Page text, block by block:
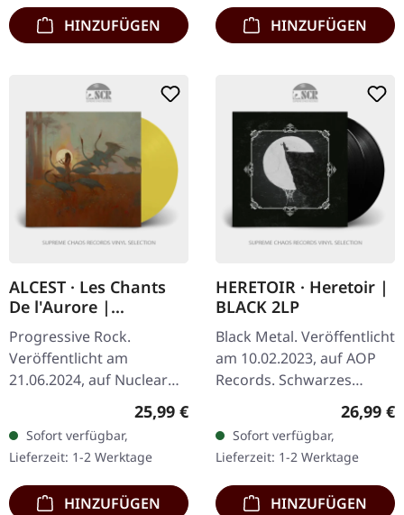
HINZUFÜGEN HINZUFÜGEN
ALCEST · Les Chants
De l'Aurore |
TRANSPARENT
YELLOW LP
Progressive Rock.
Veröffentlicht am
21.06.2024, auf Nuclear
Transparent-gelbes Vinyl.
Auf "Les Chants De
L'Aurore" verbindet
Alcest…
Regulärer Preis:
25,99 €
Sofort verfügbar,
Lieferzeit: 1-2 Werktage
HINZUFÜGEN
HERETOIR · Heretoir |
BLACK 2LP
Black Metal. Veröffentlicht
am 10.02.2023, auf AOP
Records. Schwarzes
Doppel-Vinyl im Gatefold-
Fünfzehn Jahre nach
seiner…
26,99 €
Sofort verfügbar,
Lieferzeit: 1-2 Werktage
HINZUFÜGEN